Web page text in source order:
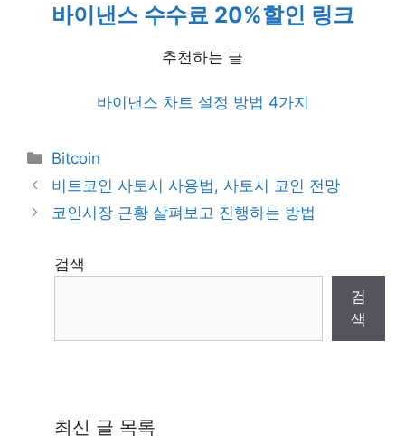
바이낸스 수수료 20%할인 링크
추천하는 글
바이낸스 차트 설정 방법 4가지
Categories
Bitcoin
비트코인 사토시 사용법, 사토시 코인 전망
코인시장 근황 살펴보고 진행하는 방법
검색
검
색
최신 글 목록